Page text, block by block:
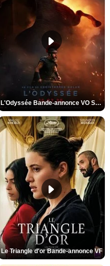
L'Odyssée Bande-annonce VO STFR
Le Triangle d'or Bande-annonce VF